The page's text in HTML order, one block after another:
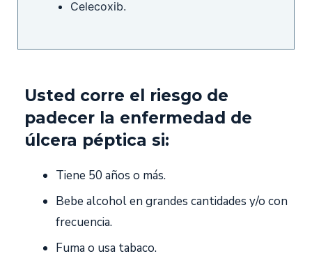
Celecoxib.
Usted corre el riesgo de
padecer la enfermedad de
úlcera péptica si:
Tiene 50 años o más.
Bebe alcohol en grandes cantidades y/o con
frecuencia.
Fuma o usa tabaco.